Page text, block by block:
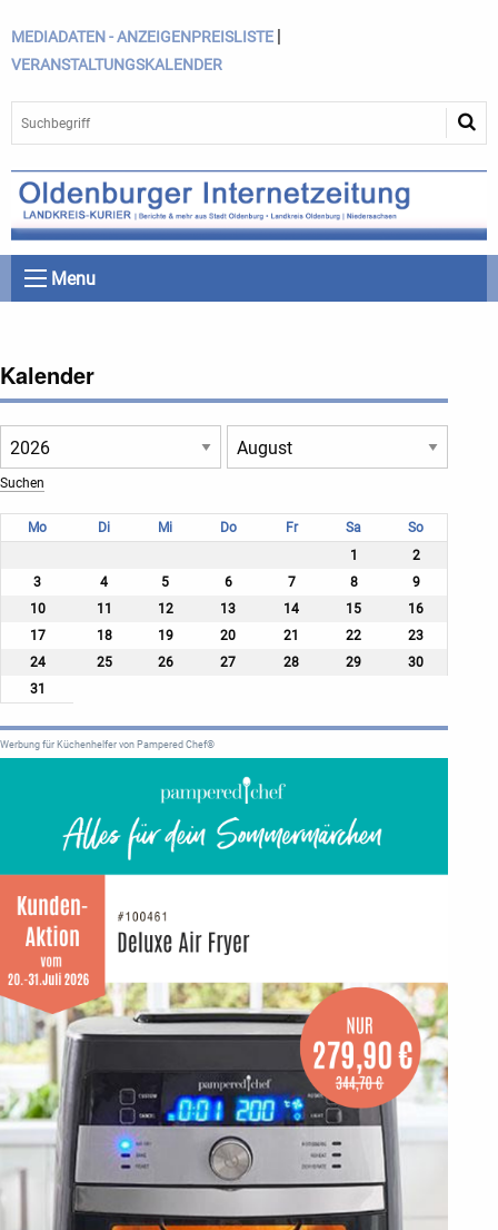
MEDIADATEN - ANZEIGENPREISLISTE |
VERANSTALTUNGSKALENDER
Menu
Kalender
Mo Di Mi Do Fr Sa
So
1
2
3
4 5 6 7 8
9
10
11 12 13 14 15
16
17
18 19 20 21 22
23
24
25 26 27 28 29
30
31
Werbung für Küchenhelfer von Pampered Chef®